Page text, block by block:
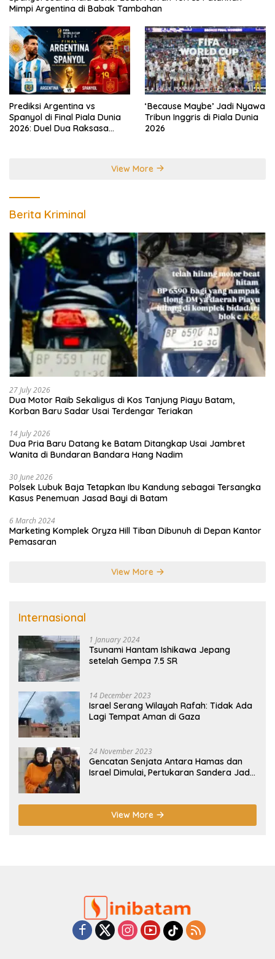
Mimpi Argentina di Babak Tambahan
Prediksi Argentina vs
Spanyol di Final Piala Dunia
2026: Duel Dua Raksasa
‘Because Maybe’ Jadi Nyawa
Tribun Inggris di Piala Dunia
2026
View More
Berita Kriminal
27 July 2026
Dua Motor Raib Sekaligus di Kos Tanjung Piayu Batam,
Korban Baru Sadar Usai Terdengar Teriakan
14 July 2026
Dua Pria Baru Datang ke Batam Ditangkap Usai Jambret
Wanita di Bundaran Bandara Hang Nadim
30 June 2026
Polsek Lubuk Baja Tetapkan Ibu Kandung sebagai Tersangka
Kasus Penemuan Jasad Bayi di Batam
6 March 2024
Marketing Komplek Oryza Hill Tiban Dibunuh di Depan Kantor
Pemasaran
View More
Internasional
1 January 2024
Tsunami Hantam Ishikawa Jepang
setelah Gempa 7.5 SR
14 December 2023
Israel Serang Wilayah Rafah: Tidak Ada
Lagi Tempat Aman di Gaza
24 November 2023
Gencatan Senjata Antara Hamas dan
Israel Dimulai, Pertukaran Sandera Jadi
View More